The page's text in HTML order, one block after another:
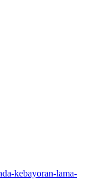
kebayoran-lama-